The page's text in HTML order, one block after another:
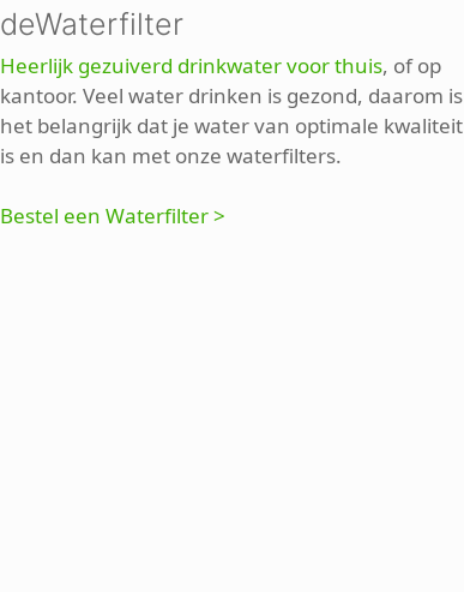
deWaterfilter
Heerlijk gezuiverd drinkwater voor thuis, of op
kantoor. Veel water drinken is gezond, daarom is
het belangrijk dat je water van optimale kwaliteit
is en dan kan met onze waterfilters.
Bestel een Waterfilter >